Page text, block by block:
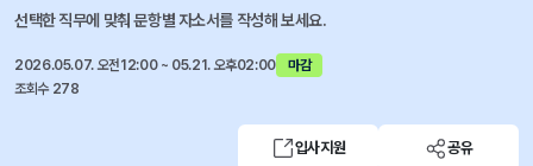
선택한 직무에 맞춰 문항별 자소서를 작성해 보세요.
2026.05.07. 오전12:00 ~ 05.21. 오후02:00
마감
조회수 278
입사지원 공유